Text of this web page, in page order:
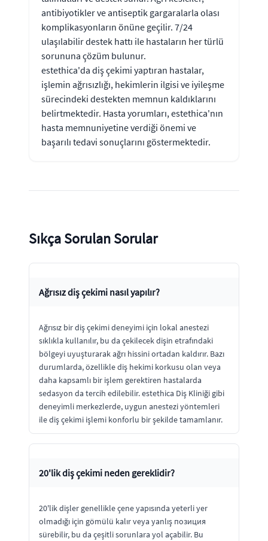
antibiyotikler ve antiseptik gargaralarla olası
komplikasyonların önüne geçilir. 7/24
ulaşılabilir destek hattı ile hastaların her türlü
sorununa çözüm bulunur.
estethica'da diş çekimi yaptıran hastalar,
işlemin ağrısızlığı, hekimlerin ilgisi ve iyileşme
sürecindeki destekten memnun kaldıklarını
belirtmektedir. Hasta yorumları, estethica'nın
hasta memnuniyetine verdiği önemi ve
başarılı tedavi sonuçlarını göstermektedir.
Sıkça Sorulan Sorular
Ağrısız diş çekimi nasıl yapılır?
Ağrısız bir diş çekimi deneyimi için lokal anestezi
sıklıkla kullanılır, bu da çekilecek dişin etrafındaki
bölgeyi uyuşturarak ağrı hissini ortadan kaldırır. Bazı
durumlarda, özellikle diş hekimi korkusu olan veya
daha kapsamlı bir işlem gerektiren hastalarda
sedasyon da tercih edilebilir. estethica Diş Kliniği gibi
deneyimli merkezlerde, uygun anestezi yöntemleri
ile diş çekimi işlemi konforlu bir şekilde tamamlanır.
20'lik diş çekimi neden gereklidir?
20'lik dişler genellikle çene yapısında yeterli yer
olmadığı için gömülü kalır veya yanlış позиция
sürebilir, bu da çeşitli sorunlara yol açabilir. Bu